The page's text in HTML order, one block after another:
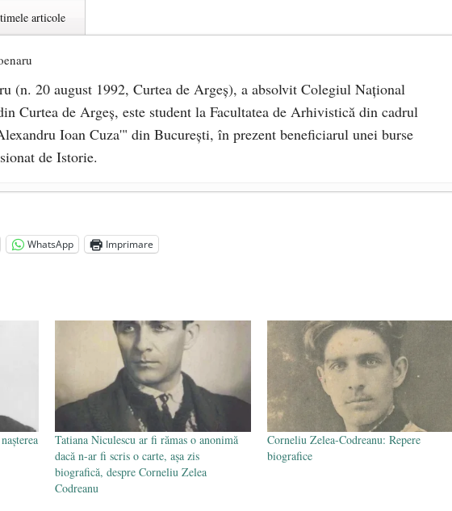
articole
(n. 20 august 1992, Curtea de Argeş), a absolvit Colegiul Naţional
Curtea de Argeş, este student la Facultatea de Arhivistică din cadrul
Ioan Cuza'" din Bucureşti, în prezent beneficiarul unei burse
de Istorie.
ale Dreptei româneşti
WhatsApp Imprimare
Tatiana Niculescu ar fi rămas o anonimă
dacă n-ar fi scris o carte, așa zis
biografică, despre Corneliu Zelea
Codreanu
Corneliu Zelea-Codreanu: Repere
biografice